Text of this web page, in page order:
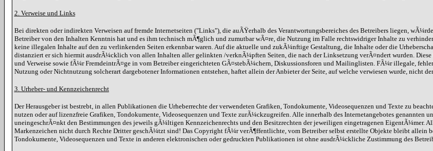
2. Verweise und Links
Bei direkten oder indirekten Verweisen auf fremde Internetseiten ("Links"), die auÃŸerhalb des Verantwortungsbereiches des Betreibers liegen,
Betreiber von den Inhalten Kenntnis hat und es ihm technisch mÃ¶glich und zumutbar wÃ¤re, die Nutzung im Falle rechtswidriger Inhalte zu
keine illegalen Inhalte auf den zu verlinkenden Seiten erkennbar waren. Auf die aktuelle und zukÃ¼nftige Gestaltung, die Inhalte oder die
distanziert er sich hiermit ausdrÃ¼cklich von allen Inhalten aller gelinkten /verknÃ¼pften Seiten, die nach der Linksetzung verÃ¤ndert wurden.
und Verweise sowie fÃ¼r FremdeintrÃ¤ge in vom Betreiber eingerichteten GÃ¤stebÃ¼chern, Diskussionsforen und Mailinglisten. FÃ¼r illegale,
Nutzung oder Nichtnutzung solcherart dargebotener Informationen entstehen, haftet allein der Anbieter der Seite, auf welche verwiesen wurde,
3. Urheber- und Kennzeichenrecht
Der Herausgeber ist bestrebt, in allen Publikationen die Urheberrechte der verwendeten Grafiken, Tondokumente, Videosequenzen und Texte zu
nutzen oder auf lizenzfreie Grafiken, Tondokumente, Videosequenzen und Texte zurÃ¼ckzugreifen. Alle innerhalb des Internetangebotes genannten
uneingeschrÃ¤nkt den Bestimmungen des jeweils gÃ¼ltigen Kennzeichenrechts und den Besitzrechten der jeweiligen eingetragenen EigentÃ¼mer.
Markenzeichen nicht durch Rechte Dritter geschÃ¼tzt sind! Das Copyright fÃ¼r verÃ¶ffentlichte, vom Betreiber selbst erstellte Objekte bleibt allein
Tondokumente, Videosequenzen und Texte in anderen elektronischen oder gedruckten Publikationen ist ohne ausdrÃ¼ckliche Zustimmung des